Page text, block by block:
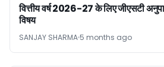
वित्तीय वर्ष 2026-27 के लिए जीएसटी
विषय
SANJAY SHARMA 5 months ago